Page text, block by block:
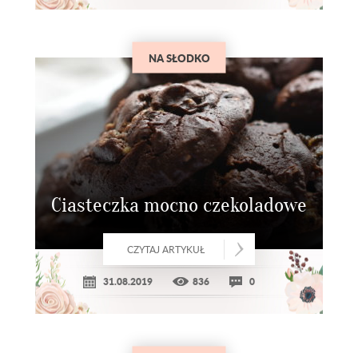
NA SŁODKO
Ciasteczka mocno czekoladowe
CZYTAJ ARTYKUŁ
31.08.2019 836 0